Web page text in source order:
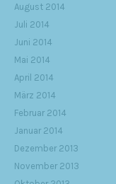
August 2014
Juli 2014
Juni 2014
Mai 2014
April 2014
März 2014
Februar 2014
Januar 2014
Dezember 2013
November 2013